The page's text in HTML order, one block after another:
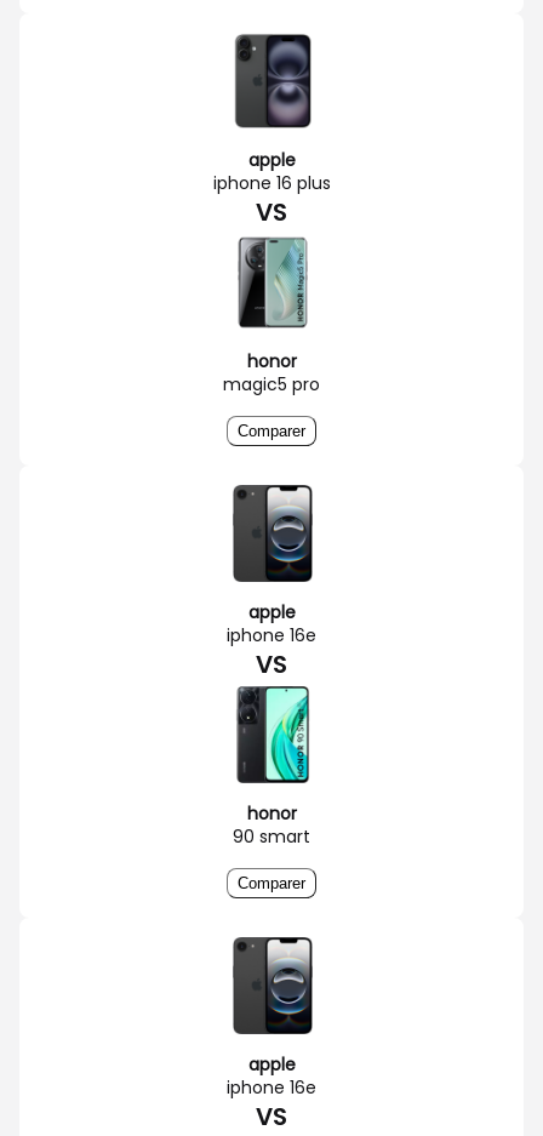
apple
iphone 16 plus
VS
honor
magic5 pro
Comparer
apple
iphone 16e
VS
honor
90 smart
Comparer
apple
iphone 16e
VS